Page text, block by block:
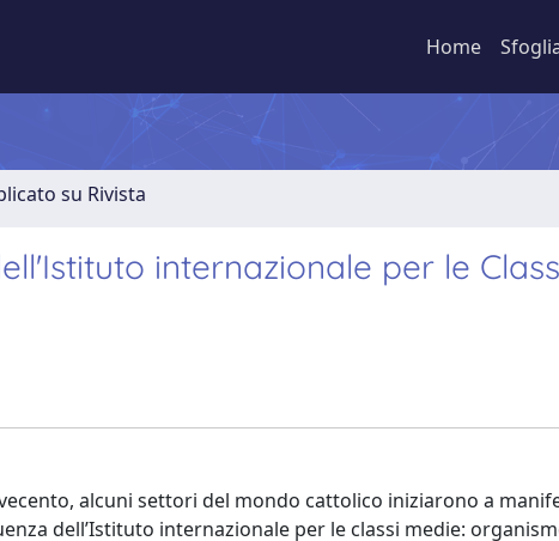
Home
su Rivista
internazionale per le
alcuni settori del mondo cattolico iniziarono a
dell’Istituto internazionale per le classi medie: